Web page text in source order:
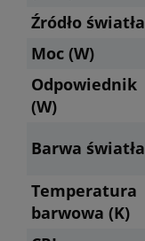
Źródło światła
Moc (W)
Odpowiednik
(W)
Barwa światła
Temperatura
barwowa (K)